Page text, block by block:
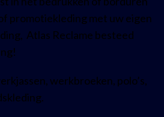
promotiekleding met uw eigen
Atlas Reclame besteed
werkbroeken, polo’s,